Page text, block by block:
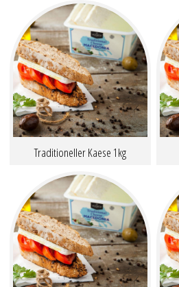
Traditioneller Kaese 1kg